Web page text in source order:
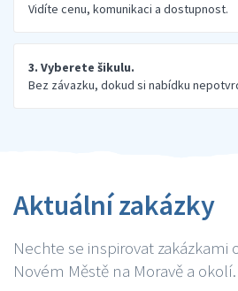
Vidíte cenu, komunikaci a dostupnost.
3. Vyberete šikulu.
Bez závazku, dokud si nabídku
Aktuální zakázky
Nechte se inspirovat
Novém Městě na Moravě a okolí.